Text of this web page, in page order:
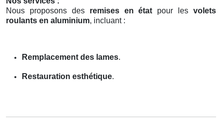
Nous proposons des remises en état pour les volets
roulants en aluminium, incluant :
Remplacement des lames.
Restauration esthétique.